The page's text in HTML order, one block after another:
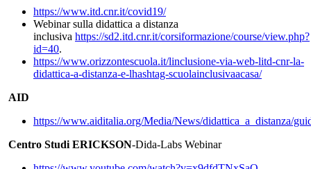
https://www.itd.cnr.it/covid19/
Webinar sulla didattica a distanza
inclusiva https://sd2.itd.cnr.it/corsiformazione/course/view.php?
id=40.
https://www.orizzontescuola.it/linclusione-via-web-litd-cnr-la-
didattica-a-distanza-e-lhashtag-scuolainclusivaacasa/
AID
https://www.aiditalia.org/Media/News/didattica_a_distanza/
Centro Studi ERICKSON-Dida-Labs Webinar